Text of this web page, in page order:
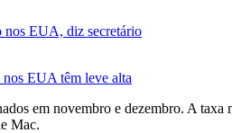
nos EUA, diz secretário
nos EUA têm leve alta
em novembro e dezembro. A
Mac.